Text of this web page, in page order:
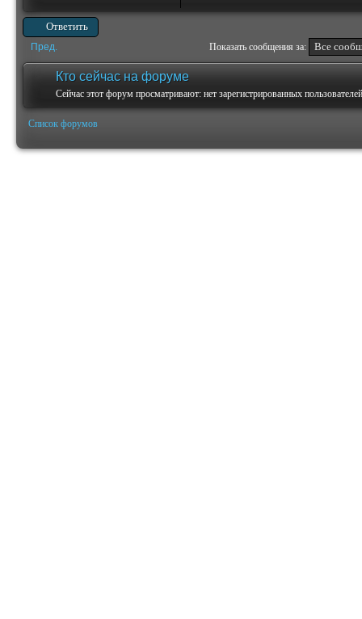
Ответить
Пред. Показать сообщения за:
Кто сейчас на форуме
Сейчас этот форум просматривают: нет зарегистрированных
Список форумов